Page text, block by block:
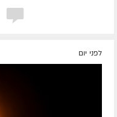
לפני יום